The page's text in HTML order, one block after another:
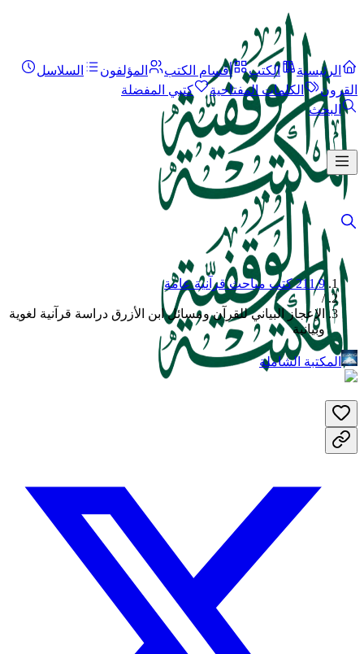
الرئيسية الكتب أقسام الكتب المؤلفون
السلاسل
القرون
الكلمات المفتاحية
كتبي المفضلة
البحث
211.9 كتب مباحث قرآنية عامة
/
الإعجاز البياني للقرآن ومسائل ابن الأزرق دراسة قرآنية لغوية
وبيانية
المكتبة الشاملة